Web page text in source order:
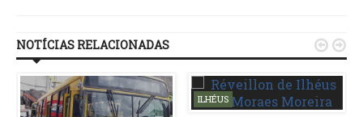
NOTÍCIAS RELACIONADAS
ILHÉUS
 